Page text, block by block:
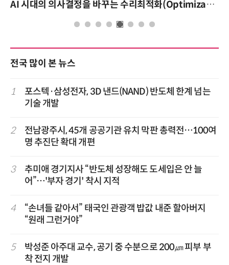
AI 시대의 의사결정을 바꾸는 수리최적화(Optimization): 실제 산업 적용 사례와 활용 전략
전국 많이 본 뉴스
1
포스텍·삼성전자, 3D 낸드(NAND) 반도체 한계 넘는
기술 개발
2
전남광주시, 45개 공공기관 유치 막판 총력전…100여
명 추진단 확대 개편
3
추미애 경기지사 “반도체 성장해도 도세입은 안 늘
어”…'부자 경기' 착시 지적
4
“손녀들 같아서” 태국인 관광객 밥값 내준 할아버지
“원래 그런거야”
5
박성준 아주대 교수, 공기 중 수분으로 200㎛ 피부 부
착 전지 개발